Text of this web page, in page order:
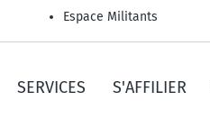
Espace Militants
SERVICES S'AFFILIER